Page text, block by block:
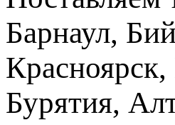
Барнаул,
Бурятия,